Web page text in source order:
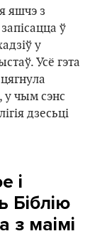
яшчэ з
ў
у
Усё гэта
у чым сэнс
дзесьці
і
Біблію
з маімі